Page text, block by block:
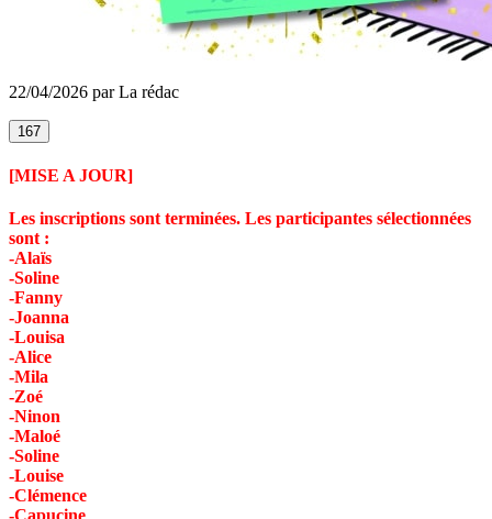
22/04/2026 par La rédac
167
[MISE A JOUR]
Les inscriptions sont terminées. Les participantes sélectionnées
sont :
-Alaïs
-Soline
-Fanny
-Joanna
-Louisa
-Alice
-Mila
-Zoé
-Ninon
-Maloé
-Soline
-Louise
-Clémence